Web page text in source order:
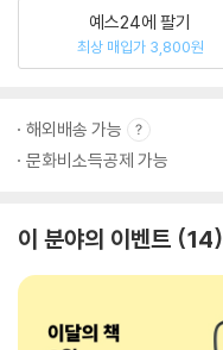
예스24에 팔기
최상 매입가 3,800원
해외배송 가능
문화비소득공제 가능
이 분야의 이벤트 14